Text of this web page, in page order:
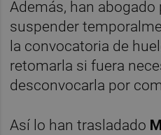
Además, han
suspender
la convocatoria de
retomarla si fuera
desconvocarla por
Así lo han trasladado